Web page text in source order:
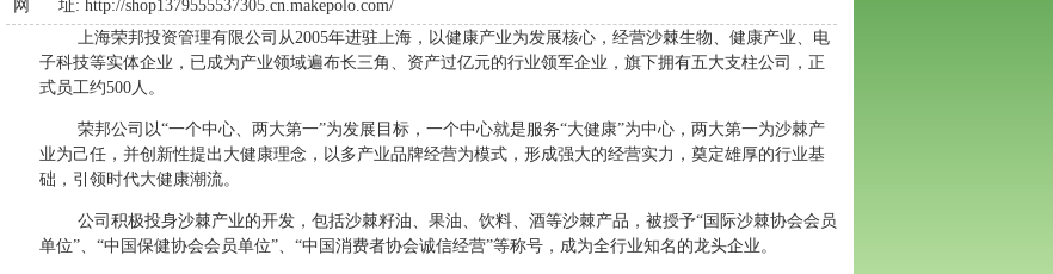
网 址: http://shop1379555537305.cn.makepolo.com/
上海荣邦投资管理有限公司从2005年进驻上海，以健康产业为发展核心，经营沙棘生物、健康产业、电
子科技等实体企业，已成为产业领域遍布长三角、资产过亿元的行业领军企业，旗下拥有五大支柱公司，正
式员工约500人。
荣邦公司以“一个中心、两大第一”为发展目标，一个中心就是服务“大健康”为中心，两大第一为沙棘产
业为己任，并创新性提出大健康理念，以多产业品牌经营为模式，形成强大的经营实力，奠定雄厚的行业基
础，引领时代大健康潮流。
公司积极投身沙棘产业的开发，包括沙棘籽油、果油、饮料、酒等沙棘产品，被授予“国际沙棘协会会员
单位”、“中国保健协会会员单位”、“中国消费者协会诚信经营”等称号，成为全行业知名的龙头企业。